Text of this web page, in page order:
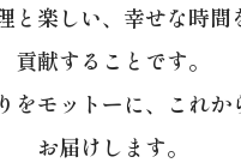
と楽しい、幸せな時
貢献することです。
をモットーに、これ
お届けします。